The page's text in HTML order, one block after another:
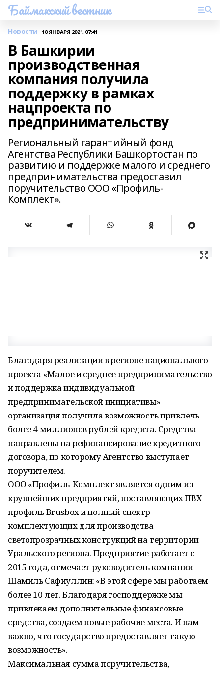
Баймакский вестник
Новости 18 ЯНВАРЯ 2021, 07:41
В Башкирии
производственная
компания получила
поддержку в рамках
нацпроекта по
предпринимательству
Региональный гарантийный фонд
Агентства Республики Башкортостан по
развитию и поддержке малого и среднего
предпринимательства предоставил
поручительство ООО «Профиль-
Комплект».
Благодаря реализации в регионе национального
проекта «Малое и среднее предпринимательство
и поддержка индивидуальной
предпринимательской инициативы»
организация получила возможность привлечь
более 4 миллионов рублей кредита. Средства
направлены на рефинансирование кредитного
договора, по которому Агентство выступает
поручителем.
ООО «Профиль-Комплект является одним из
крупнейших предприятий, поставляющих ПВХ
профиль Brusbox и полный спектр
комплектующих для производства
светопрозрачных конструкций на территории
Уральского региона. Предприятие работает с
2015 года, отмечает руководитель компании
Шамиль Сафиуллин: «В этой сфере мы работаем
более 10 лет. Благодаря господдержке мы
привлекаем дополнительные финансовые
средства, создаем новые рабочие места. И нам
важно, что государство предоставляет такую
возможность».
Максимальная сумма поручительства,